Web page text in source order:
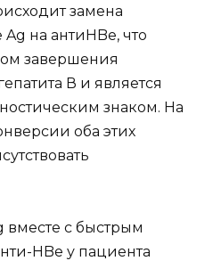
замена
на антиHBe, что
завершения
В и является
знаком. На
оба этих
вместе с быстрым
HBe у пациента